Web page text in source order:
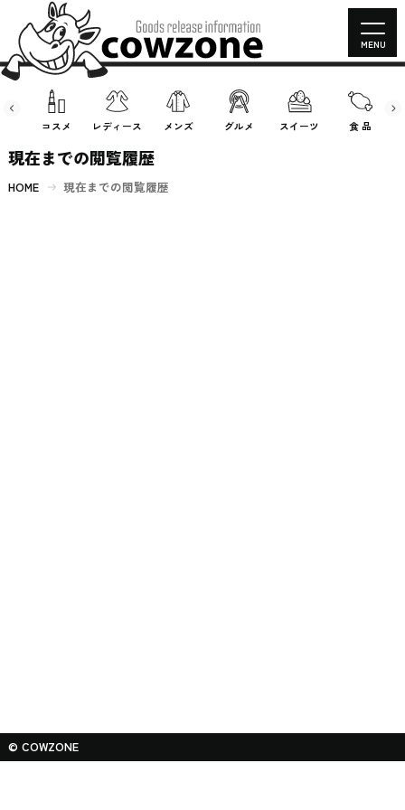
コスメ レディース メンズ グルメ スイーツ 食 品
MENU
現在までの閲覧履歴
HOME 現在までの閲覧履歴
© COWZONE